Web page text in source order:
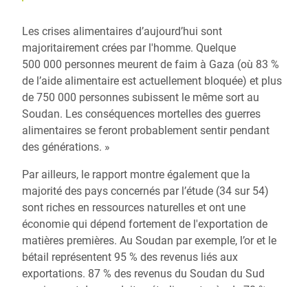
Les crises alimentaires d’aujourd’hui sont
majoritairement crées par l'homme. Quelque
500 000 personnes meurent de faim à Gaza (où 83 %
de l’aide alimentaire est actuellement bloquée) et plus
de 750 000 personnes subissent le même sort au
Soudan. Les conséquences mortelles des guerres
alimentaires se feront probablement sentir pendant
des générations. »
Par ailleurs, le rapport montre également que la
majorité des pays concernés par l’étude (34 sur 54)
sont riches en ressources naturelles et ont une
économie qui dépend fortement de l'exportation de
matières premières. Au Soudan par exemple, l’or et le
bétail représentent 95 % des revenus liés aux
exportations. 87 % des revenus du Soudan du Sud